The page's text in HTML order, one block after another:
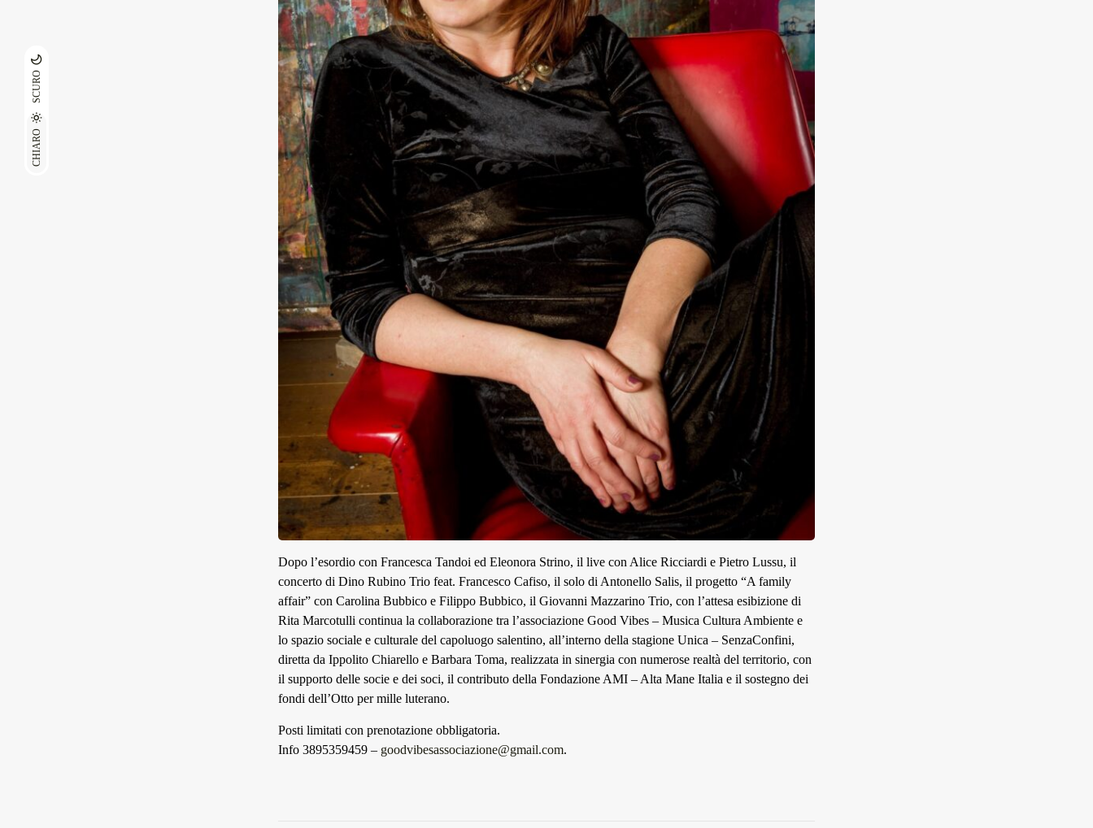
CHIARO
SCURO
Dopo l’esordio con Francesca Tandoi ed Eleonora Strino, il live con Alice Ricciardi e Pietro Lussu, il
concerto di Dino Rubino Trio feat. Francesco Cafiso, il solo di Antonello Salis, il progetto “A family
affair” con Carolina Bubbico e Filippo Bubbico, il Giovanni Mazzarino Trio, con l’attesa esibizione di
Rita Marcotulli continua la collaborazione tra l’associazione Good Vibes – Musica Cultura Ambiente e
lo spazio sociale e culturale del capoluogo salentino, all’interno della stagione Unica – SenzaConfini,
diretta da Ippolito Chiarello e Barbara Toma, realizzata in sinergia con numerose realtà del territorio, con
il supporto delle socie e dei soci, il contributo della Fondazione AMI – Alta Mane Italia e il sostegno dei
fondi dell’Otto per mille luterano.
Posti limitati con prenotazione obbligatoria.
Info 3895359459 – goodvibesassociazione@gmail.com.